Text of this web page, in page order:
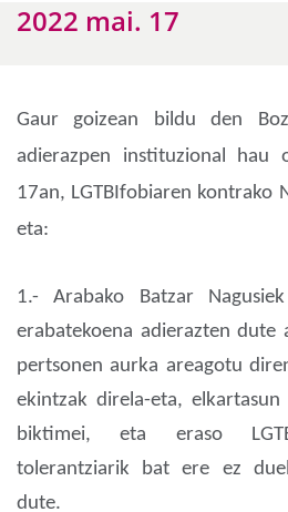
2022 mai. 17
Gaur goizean bildu den
adierazpen instituzional hau
17an, LGTBIfobiaren kontrako
eta:
1.- Arabako Batzar
erabatekoena adierazten dute
pertsonen aurka areagotu
ekintzak direla-eta,
biktimei, eta eraso
tolerantziarik bat ere ez
dute.